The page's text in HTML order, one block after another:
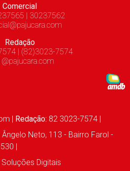
Comercial
| 30237562
Redação
| (82)3023-7574
Redação: 82 3023-7574 |
Neto, 113 - Bairro Farol -
|
Soluções Digitais